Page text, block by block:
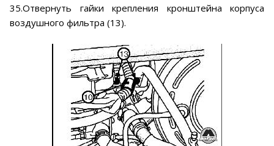
35.Отвернуть гайки крепления кронштейна корпуса
воздушного фильтра (13).